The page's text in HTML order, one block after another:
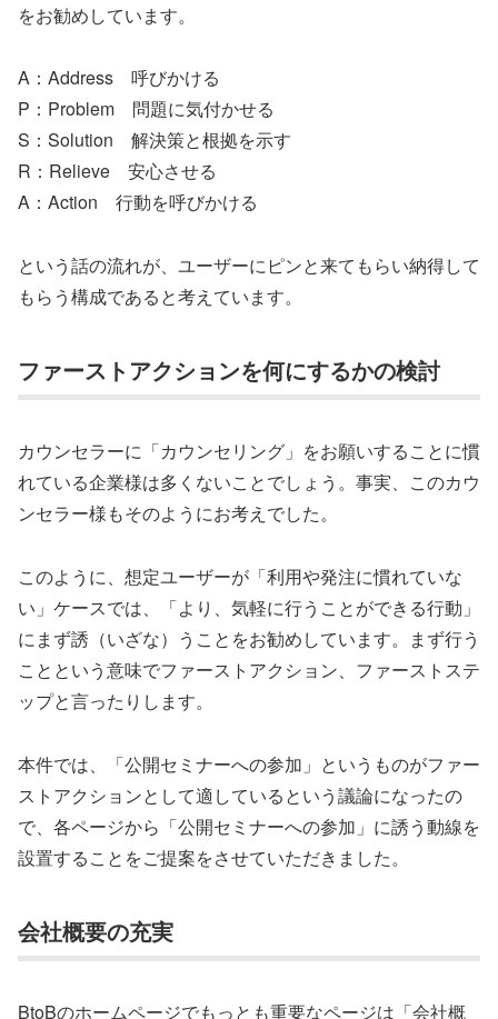
をお勧めしています。
A：Address 呼びかける
P：Problem 問題に気付かせる
S：Solution 解決策と根拠を示す
R：Relieve 安心させる
A：Action 行動を呼びかける
という話の流れが、ユーザーにピンと来てもらい納得して
もらう構成であると考えています。
ファーストアクションを何にするかの検討
カウンセラーに「カウンセリング」をお願いすることに慣
れている企業様は多くないことでしょう。事実、このカウ
ンセラー様もそのようにお考えでした。
このように、想定ユーザーが「利用や発注に慣れていな
い」ケースでは、「より、気軽に行うことができる行動」
にまず誘（いざな）うことをお勧めしています。まず行う
ことという意味でファーストアクション、ファーストステ
ップと言ったりします。
本件では、「公開セミナーへの参加」というものがファー
ストアクションとして適しているという議論になったの
で、各ページから「公開セミナーへの参加」に誘う動線を
設置することをご提案をさせていただきました。
会社概要の充実
BtoBのホームページでもっとも重要なページは「会社概